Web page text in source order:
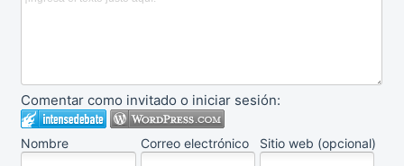
Comentar como invitado o iniciar sesión:
Nombre Correo electrónico Sitio web (opcional)